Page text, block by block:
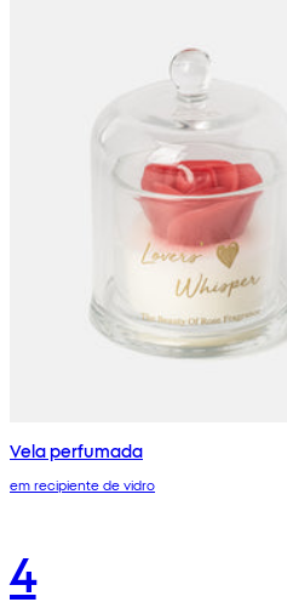
Vela perfumada
em recipiente de vidro
4